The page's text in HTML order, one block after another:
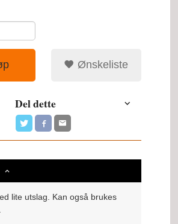
Ønskeliste
Del dette
lite utslag. Kan også brukes